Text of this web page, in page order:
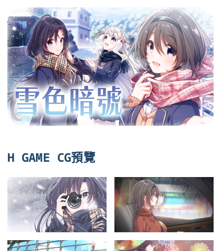
H GAME CG預覽